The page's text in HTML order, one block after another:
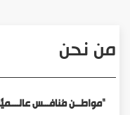
من نحن
"مواطـــن مُنافـــس